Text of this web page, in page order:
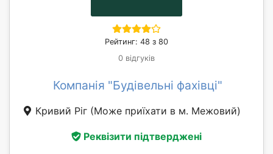
Рейтинг: 48 з 80
0 відгуків
Компанія "Будівельні фахівці"
Кривий Ріг (Може приїхати в м. Межовий)
Реквізити підтверджені